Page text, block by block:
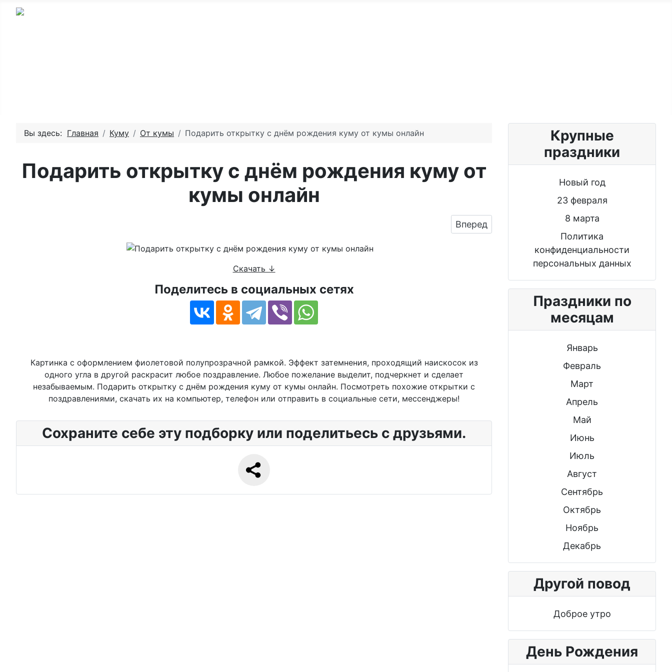
Вы здесь: Главная Куму От кумы Подарить открытку с днём рождения куму от кумы онлайн
Подарить открытку с днём рождения куму от
кумы онлайн
Следующий: Поздравить кума от кумы
Вперед
Скачать ↓
Поделитесь в социальных сетях
Картинка с оформлением фиолетовой полупрозрачной рамкой. Эффект затемнения, проходящий наискосок из
одного угла в другой раскрасит любое поздравление. Любое пожелание выделит, подчеркнет и сделает
незабываемым. Подарить открытку с днём рождения куму от кумы онлайн. Посмотреть похожие открытки с
поздравлениями, скачать их на компьютер, телефон или отправить в социальные сети, мессенджеры!
Сохраните себе эту подборку или поделитьесь с друзьями.
Крупные
праздники
Новый год
23 февраля
8 марта
Политика
конфиденциальности
персональных данных
Праздники по
месяцам
Январь
Февраль
Март
Апрель
Май
Июнь
Июль
Август
Сентябрь
Октябрь
Ноябрь
Декабрь
Другой повод
Доброе утро
День Рождения